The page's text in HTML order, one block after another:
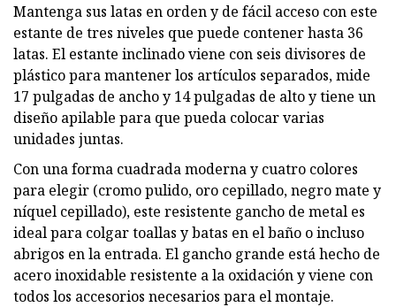
Mantenga sus latas en orden y de fácil acceso con este
estante de tres niveles que puede contener hasta 36
latas. El estante inclinado viene con seis divisores de
plástico para mantener los artículos separados, mide
17 pulgadas de ancho y 14 pulgadas de alto y tiene un
diseño apilable para que pueda colocar varias
unidades juntas.
Con una forma cuadrada moderna y cuatro colores
para elegir (cromo pulido, oro cepillado, negro mate y
níquel cepillado), este resistente gancho de metal es
ideal para colgar toallas y batas en el baño o incluso
abrigos en la entrada. El gancho grande está hecho de
acero inoxidable resistente a la oxidación y viene con
todos los accesorios necesarios para el montaje.